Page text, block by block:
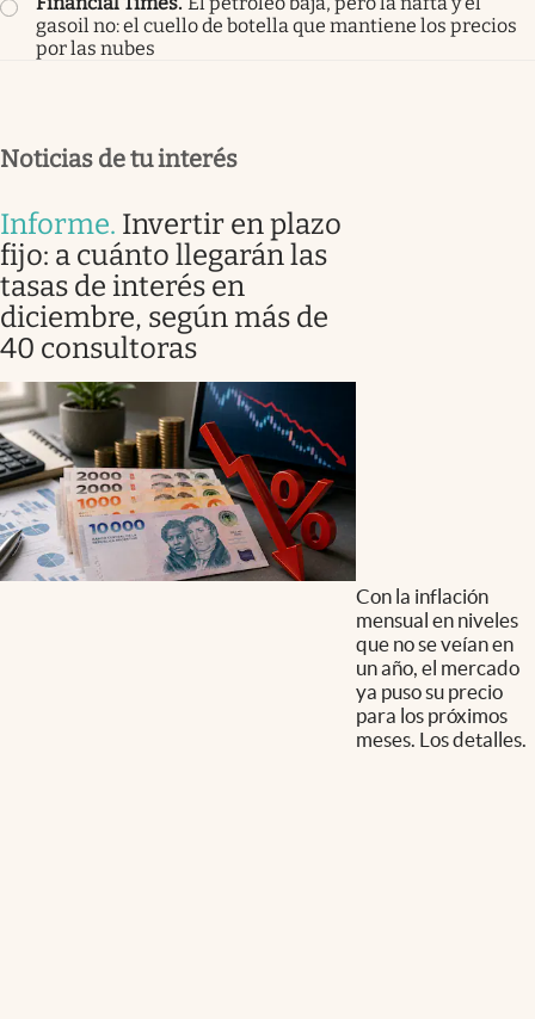
gasoil no: el cuello de botella que mantiene los precios
por las nubes
Noticias de tu interés
Informe. Invertir en plazo
fijo: a cuánto llegarán las
tasas de interés en
diciembre, según más de
40 consultoras
Con la inflación
mensual en niveles
que no se veían en
un año, el mercado
ya puso su precio
para los próximos
meses. Los detalles.